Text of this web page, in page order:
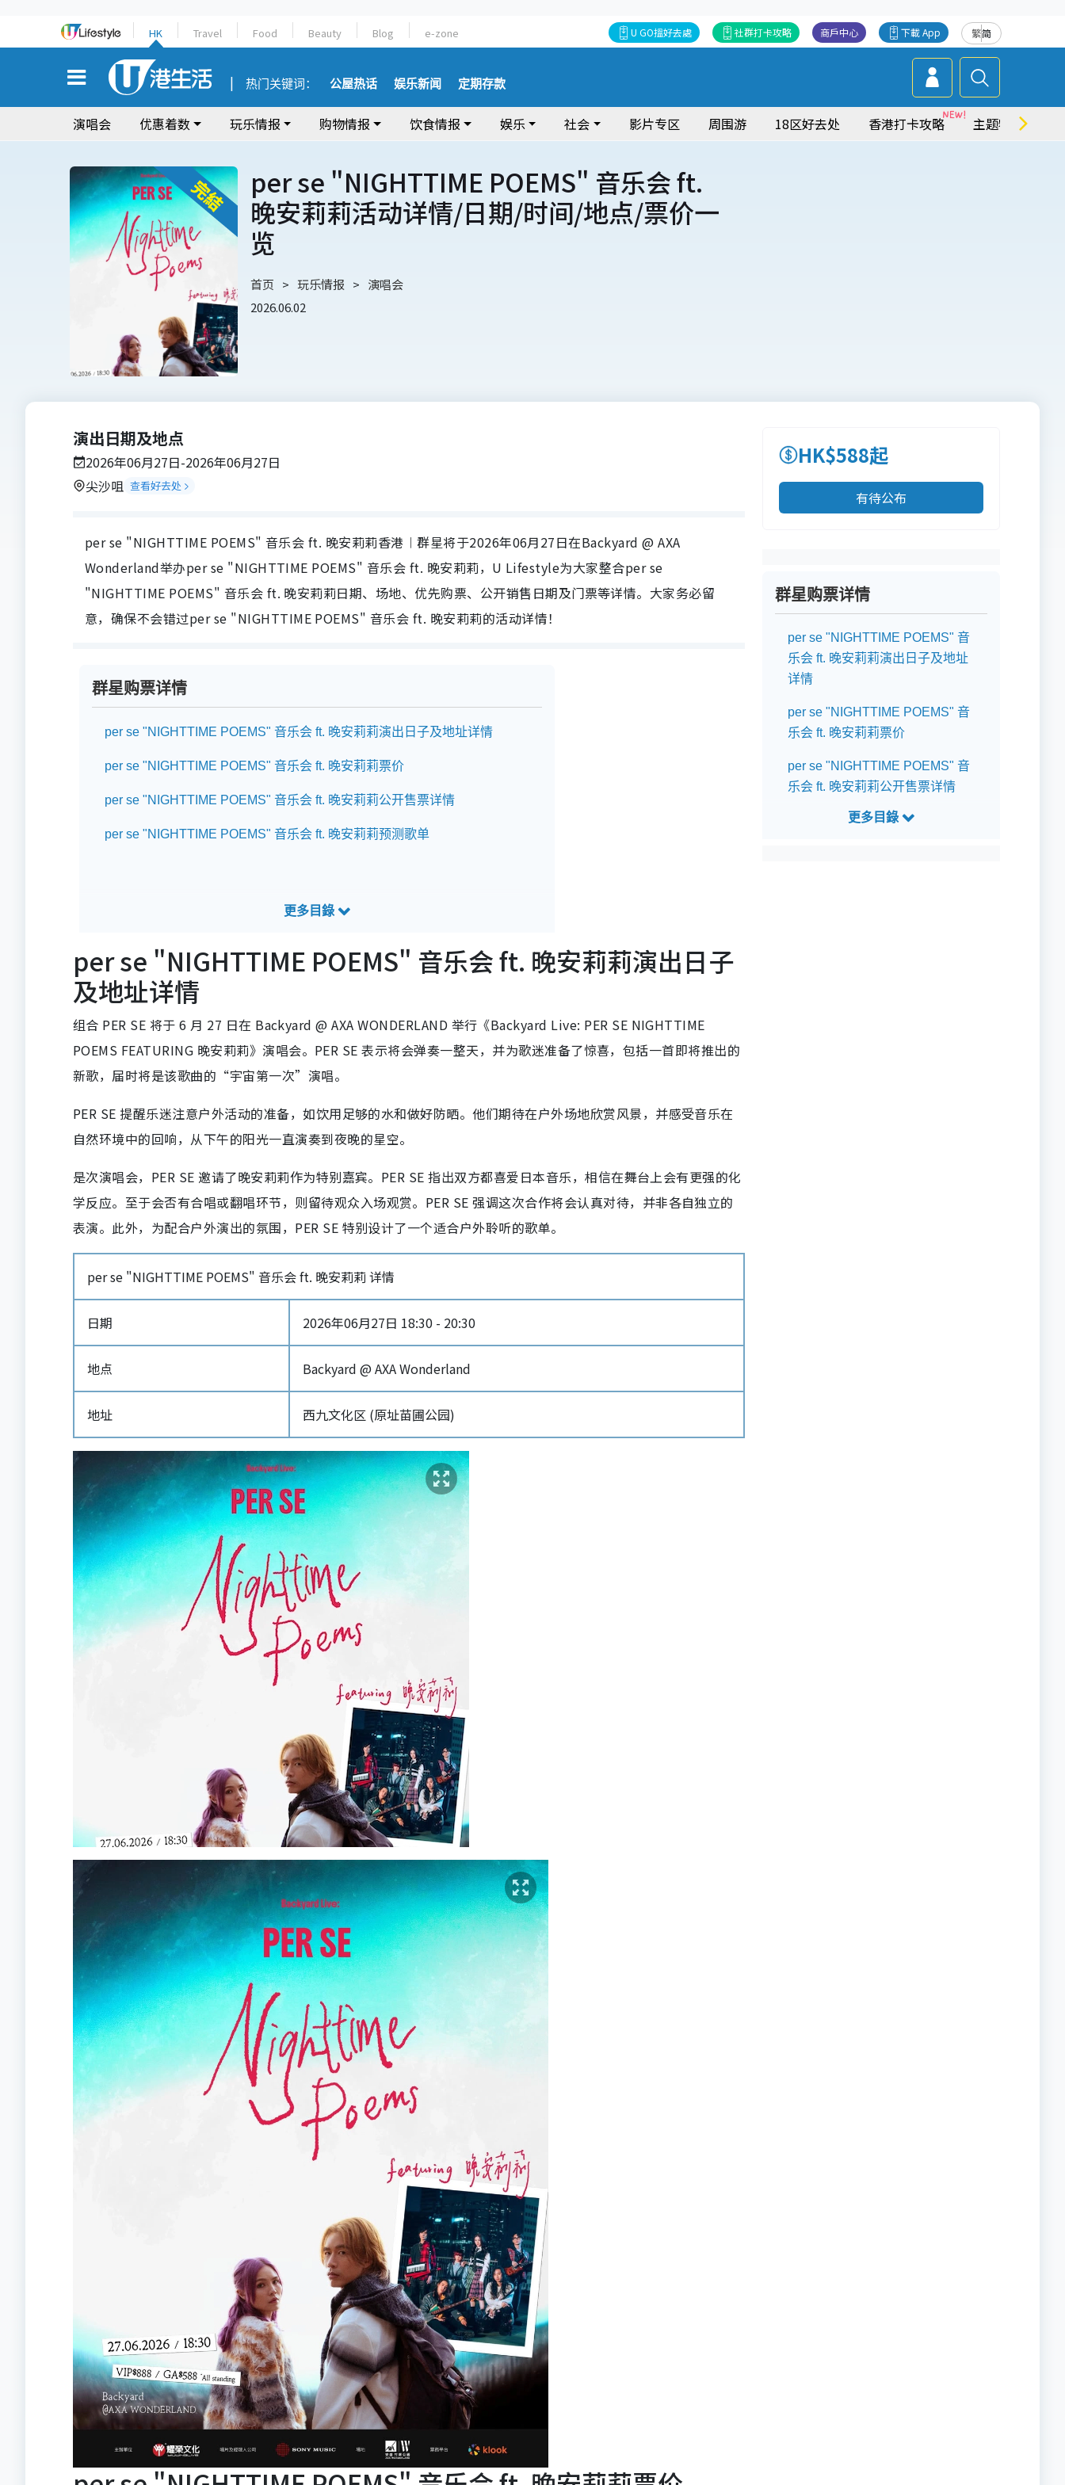
HK Travel Food Beauty Blog e-zone 繁简
下載 App
商戶中心
社群打卡攻略
U GO搵好去處
热门关键词： 公屋热话 娱乐新闻 定期存款
演唱会 优惠着数 玩乐情报 购物情报 饮食情报 娱乐 社会 影片专区 周围游 18区好去处 香港打卡攻略 主题特集
per se "NIGHTTIME POEMS" 音乐会 ft.
晚安莉莉活动详情/日期/时间/地点/票价一
览
首页 玩乐情报
演唱会
2026.06.02
演出日期及地点
2026年06月27日-2026年06月27日
尖沙咀 查看好去处
per se "NIGHTTIME POEMS" 音乐会 ft. 晚安莉莉香港︱群星将于2026年06月27日在Backyard @ AXA
Wonderland举办per se "NIGHTTIME POEMS" 音乐会 ft. 晚安莉莉，U Lifestyle为大家整合per se
"NIGHTTIME POEMS" 音乐会 ft. 晚安莉莉日期、场地、优先购票、公开销售日期及门票等详情。大家务必留
意，确保不会错过per se "NIGHTTIME POEMS" 音乐会 ft. 晚安莉莉的活动详情！
群星购票详情
per se "NIGHTTIME POEMS" 音乐会 ft. 晚安莉莉演出日子及地址详情
per se "NIGHTTIME POEMS" 音乐会 ft. 晚安莉莉票价
per se "NIGHTTIME POEMS" 音乐会 ft. 晚安莉莉公开售票详情
per se "NIGHTTIME POEMS" 音乐会 ft. 晚安莉莉预测歌单
per se "NIGHTTIME POEMS" 音乐会 ft. 晚安莉莉演出日子
及地址详情
组合 PER SE 将于 6 月 27 日在 Backyard @ AXA WONDERLAND 举行《Backyard Live: PER SE NIGHTTIME
POEMS FEATURING 晚安莉莉》演唱会。PER SE 表示将会弹奏一整天，并为歌迷准备了惊喜，包括一首即将推出的
新歌，届时将是该歌曲的“宇宙第一次”演唱。
PER SE 提醒乐迷注意户外活动的准备，如饮用足够的水和做好防晒。他们期待在户外场地欣赏风景，并感受音乐在
自然环境中的回响，从下午的阳光一直演奏到夜晚的星空。
是次演唱会，PER SE 邀请了晚安莉莉作为特别嘉宾。PER SE 指出双方都喜爱日本音乐，相信在舞台上会有更强的化
学反应。至于会否有合唱或翻唱环节，则留待观众入场观赏。PER SE 强调这次合作将会认真对待，并非各自独立的
表演。此外，为配合户外演出的氛围，PER SE 特别设计了一个适合户外聆听的歌单。
per se "NIGHTTIME POEMS" 音乐会 ft. 晚安莉莉 详情
日期 2026年06月27日 18:30 - 20:30
地点 Backyard @ AXA Wonderland
地址 西九文化区 (原址苗圃公园)
HK$588起
有待公布
群星购票详情
per se "NIGHTTIME POEMS" 音
乐会 ft. 晚安莉莉演出日子及地址
详情
per se "NIGHTTIME POEMS" 音
乐会 ft. 晚安莉莉票价
per se "NIGHTTIME POEMS" 音
乐会 ft. 晚安莉莉公开售票详情
per se "NIGHTTIME POEMS" 音